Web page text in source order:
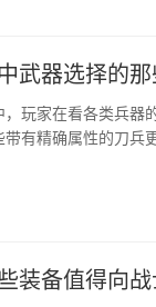
武器选择的
家在看各类兵器
有精确属性的刀兵
装备值得向